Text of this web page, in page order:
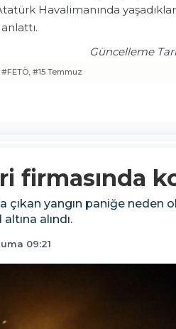
Havalimanında
Güncelleme
#FETÖ, #15 Temmuz
firmasında
yangın paniğe neden
alındı.
09:21